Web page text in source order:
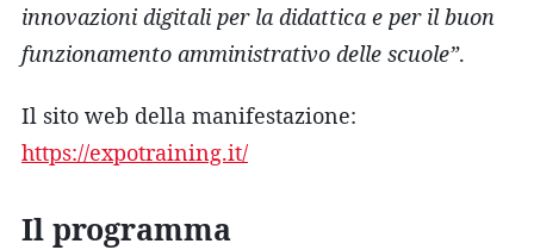
innovazioni digitali per la didattica e per il buon
funzionamento amministrativo delle scuole”.
Il sito web della manifestazione:
https://expotraining.it/
Il programma